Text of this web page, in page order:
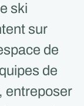
ski
sur
de
de
entreposer